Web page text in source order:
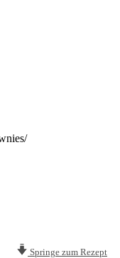
Springe zum Rezept